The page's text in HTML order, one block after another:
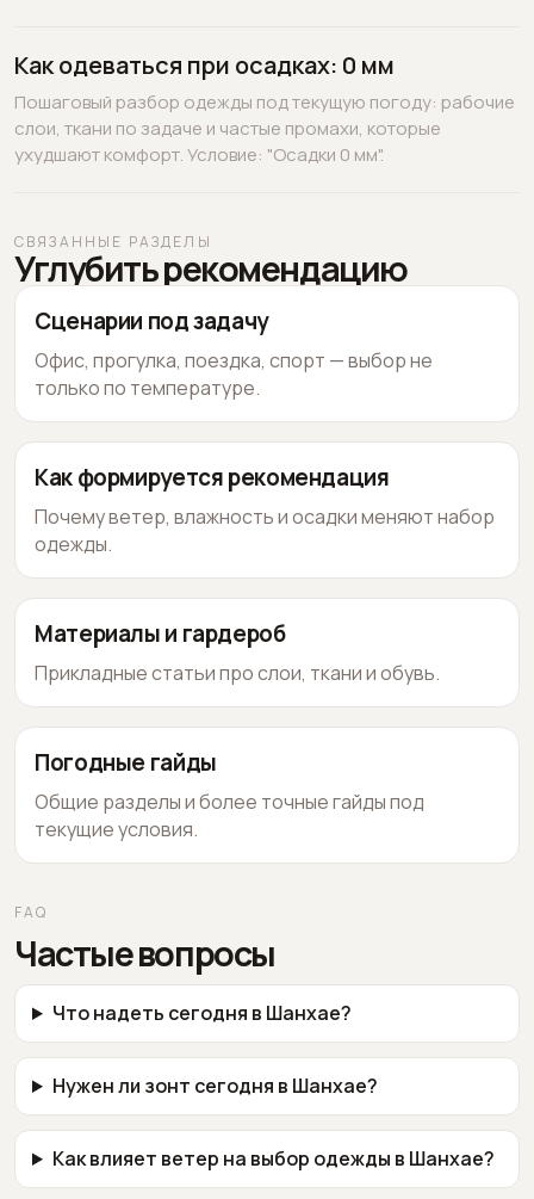
Как одеваться при осадках: 0 мм
Пошаговый разбор одежды под текущую погоду: рабочие
слои, ткани по задаче и частые промахи, которые
ухудшают комфорт. Условие: "Осадки 0 мм".
СВЯЗАННЫЕ РАЗДЕЛЫ
Углубить рекомендацию
Сценарии под задачу
Офис, прогулка, поездка, спорт — выбор не
только по температуре.
Как формируется рекомендация
Почему ветер, влажность и осадки меняют набор
одежды.
Материалы и гардероб
Прикладные статьи про слои, ткани и обувь.
Погодные гайды
Общие разделы и более точные гайды под
текущие условия.
FAQ
Частые вопросы
Что надеть сегодня в Шанхае?
Нужен ли зонт сегодня в Шанхае?
Как влияет ветер на выбор одежды в Шанхае?